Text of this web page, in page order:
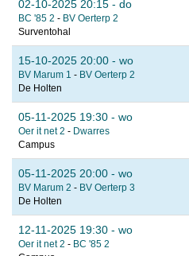
02-10-2025 20:15 - do
BC '85 2 - BV Oerterp 2
Surventohal
15-10-2025 20:00 - wo
BV Marum 1 - BV Oerterp 2
De Holten
05-11-2025 19:30 - wo
Oer it net 2 - Dwarres
Campus
05-11-2025 20:00 - wo
BV Marum 2 - BV Oerterp 3
De Holten
12-11-2025 19:30 - wo
Oer it net 2 - BC '85 2